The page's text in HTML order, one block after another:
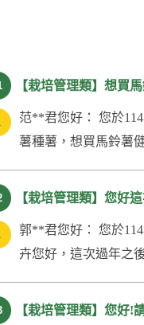
【栽培管理類】想買
范**君您好： 您於
薯種薯，想買馬鈴薯
【栽培管理類】您好
郭**君您好： 您於
卉您好，這次過年之
【栽培管理類】您好!